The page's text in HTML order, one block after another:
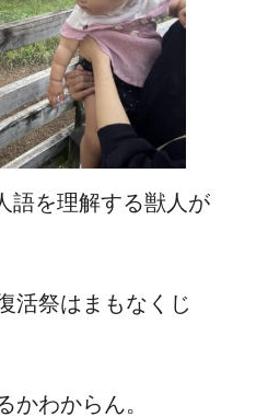
語を理解する獣人が
活祭はまもなくじ
かわからん。